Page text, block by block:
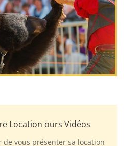
Location ours Vidéos
de vous présenter sa location